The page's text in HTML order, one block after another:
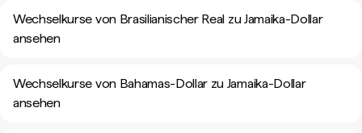
Wechselkurse von Brasilianischer Real zu Jamaika-Dollar
ansehen
Wechselkurse von Bahamas-Dollar zu Jamaika-Dollar
ansehen